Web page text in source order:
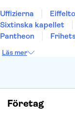
Uffizierna
Sixtinska kapellet
Pantheon
Burj Khalifa
Läs mer
Företag